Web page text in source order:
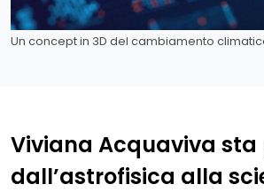
Un concept in 3D del cambiamento
Viviana Acquaviva
dall’astrofisica alla